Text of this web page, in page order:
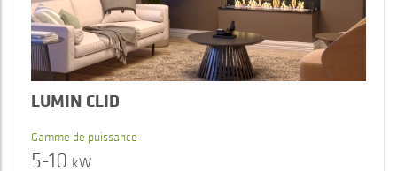
LUMIN CLID
Gamme de puissance
5-10 kW